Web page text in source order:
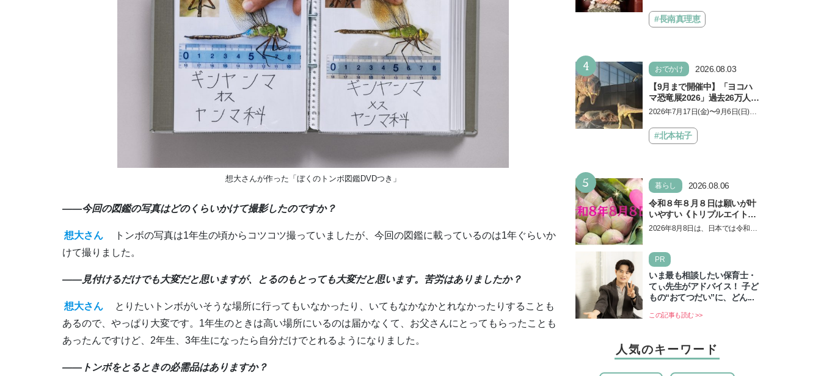
想大さんが作った「ぼくのトンボ図鑑DVDつき」
――今回の図鑑の写真はどのくらいかけて撮影したのですか？
想大さん
トンボの写真は1年生の頃からコツコツ撮っていましたが、今回の図鑑に載っているのは1年ぐらいか
けて撮りました。
――見付けるだけでも大変だと思いますが、とるのもとっても大変だと思います。苦労はありましたか？
想大さん
とりたいトンボがいそうな場所に行ってもいなかったり、いてもなかなかとれなかったりすることも
あるので、やっぱり大変です。1年生のときは高い場所にいるのは届かなくて、お父さんにとってもらったことも
あったんですけど、2年生、3年生になったら自分だけでとれるようになりました。
――トンボをとるときの必需品はありますか？
『パウ・パトロール ザ・ダイ
ノ・ムービー』ではあきらめ
の劇場版シリーズ第3弾、映画『パ
ウ・パトロール ザ…
#長南真理恵
4 おでかけ
2026.08.03
【9月まで開催中】「ヨコハ
マ恐竜展2026」過去26万人を
動員した恐竜展が9年ぶりに
しむポイントを完全ガイド
2026年7月17日(金)〜9月6日(日)、
「ヨコハマ恐竜展2026〜恐竜の食
卓大図鑑〜」が開催…
#北本祐子
5 暮らし
2026.08.06
令和８年８月８日は願いが叶
いやすい《トリプルエイト》
の日！ 13日の獅子座の新月
2026年8月8日は、日本では令和8
ズゲート」というとって…
PR
いま最も相談したい保育士・
てぃ先生がアドバイス！ 子ど
もの“おてつだい”に、どん...
この記事も読む >>
人気のキーワード